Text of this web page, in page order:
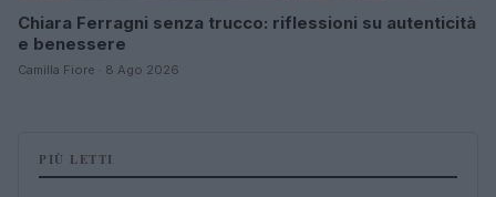
Chiara Ferragni senza trucco: riflessioni su autenticità
e benessere
Camilla Fiore · 8 Ago 2026
PIÙ LETTI